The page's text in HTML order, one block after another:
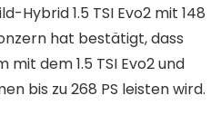
Hybrid 1.5 TSI Evo2 mit 148
hat bestätigt, dass
dem 1.5 TSI Evo2 und
bis zu 268 PS leisten wird.